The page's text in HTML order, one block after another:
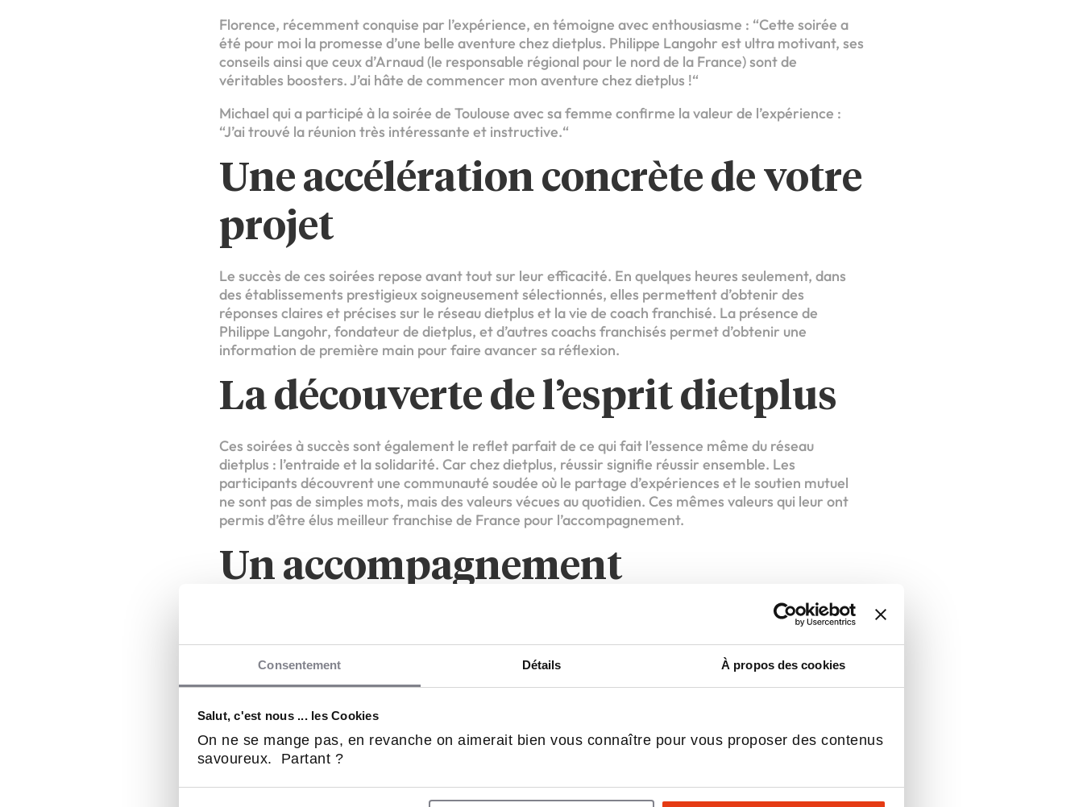
Consentement Détails À propos des cookies
Salut, c'est nous ... les Cookies
On ne se mange pas, en revanche on aimerait bien vous connaître pour vous proposer des contenus
savoureux. Partant ?
Florence, récemment conquise par l’expérience, en témoigne avec enthousiasme : “Cette soirée a
été pour moi la promesse d’une belle aventure chez dietplus. Philippe Langohr est ultra motivant, ses
conseils ainsi que ceux d’Arnaud (le responsable régional pour le nord de la France) sont de
véritables boosters. J’ai hâte de commencer mon aventure chez dietplus !“
Michael qui a participé à la soirée de Toulouse avec sa femme confirme la valeur de l’expérience :
“J’ai trouvé la réunion très intéressante et instructive.“
Une accélération concrète de votre
projet
Le succès de ces soirées repose avant tout sur leur efficacité. En quelques heures seulement, dans
des établissements prestigieux soigneusement sélectionnés, elles permettent d’obtenir des
réponses claires et précises sur le réseau dietplus et la vie de coach franchisé. La présence de
Philippe Langohr, fondateur de dietplus, et d’autres coachs franchisés permet d’obtenir une
information de première main pour faire avancer sa réflexion.
La découverte de l’esprit dietplus
Ces soirées à succès sont également le reflet parfait de ce qui fait l’essence même du réseau
dietplus : l’entraide et la solidarité. Car chez dietplus, réussir signifie réussir ensemble. Les
participants découvrent une communauté soudée où le partage d’expériences et le soutien mutuel
ne sont pas de simples mots, mais des valeurs vécues au quotidien. Ces mêmes valeurs qui leur ont
permis d’être élus meilleur franchise de France pour l’accompagnement.
Un accompagnement
Les soirées découverte sont des opportunités en or pour les personnes qui envisagent de se
reconvertir en tant que franchisé rapidement. Les responsables régionaux et du développement
franchise. Recherche du local ou du financement, formation… tous les points importants de la vie
d’un candidat franchisés sont abordés.
Les prochaines dates